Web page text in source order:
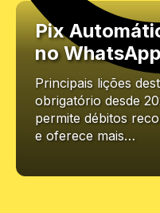
Pix
no
Principais lições
obrigatório desde
permite débitos
e oferece mais…